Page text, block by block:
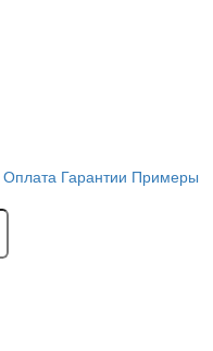
Оплата Гарантии Примеры